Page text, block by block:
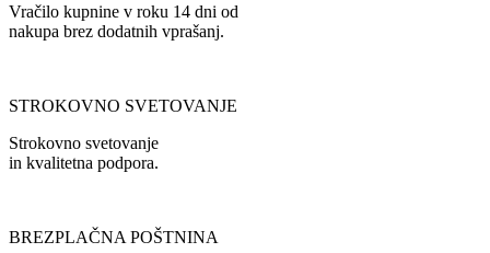
Vračilo kupnine v roku 14 dni od
nakupa brez dodatnih vprašanj.
STROKOVNO SVETOVANJE
Strokovno svetovanje
in kvalitetna podpora.
BREZPLAČNA POŠTNINA